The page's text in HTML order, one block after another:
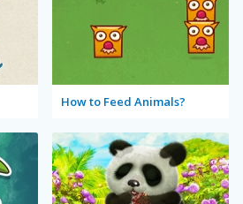
How to Feed Animals?